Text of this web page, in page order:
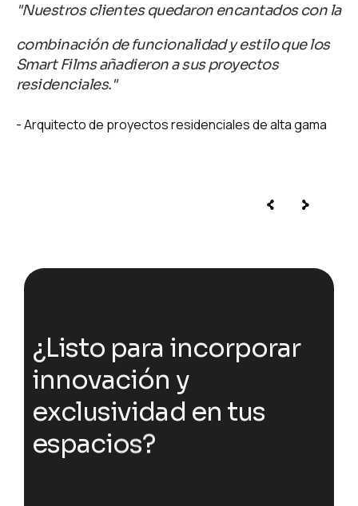
"Nuestros clientes quedaron encantados con la
combinación de funcionalidad y estilo que los
Smart Films añadieron a sus proyectos
residenciales."
Arquitecto de proyectos residenciales de alta gama
¿Listo para incorporar
innovación y
exclusividad en tus
espacios?